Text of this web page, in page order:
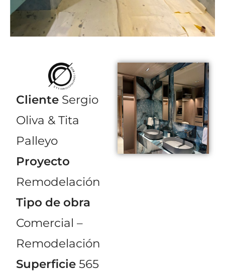
Cliente Sergio
Oliva & Tita
Palleyo
Proyecto
Remodelación
Tipo de obra
Comercial –
Remodelación
Superficie 565